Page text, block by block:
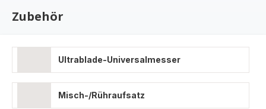
Zubehör
Ultrablade-Universalmesser
Misch-/Rühraufsatz